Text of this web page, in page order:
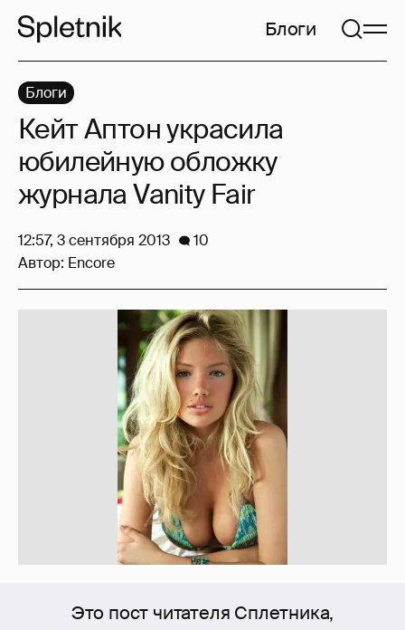
Блоги
Это пост читателя Сплетника,
Блоги
Кейт Аптон украсила
юбилейную обложку
журнала Vanity Fair
12:57, 3 сентября 2013
10
Автор: Encore